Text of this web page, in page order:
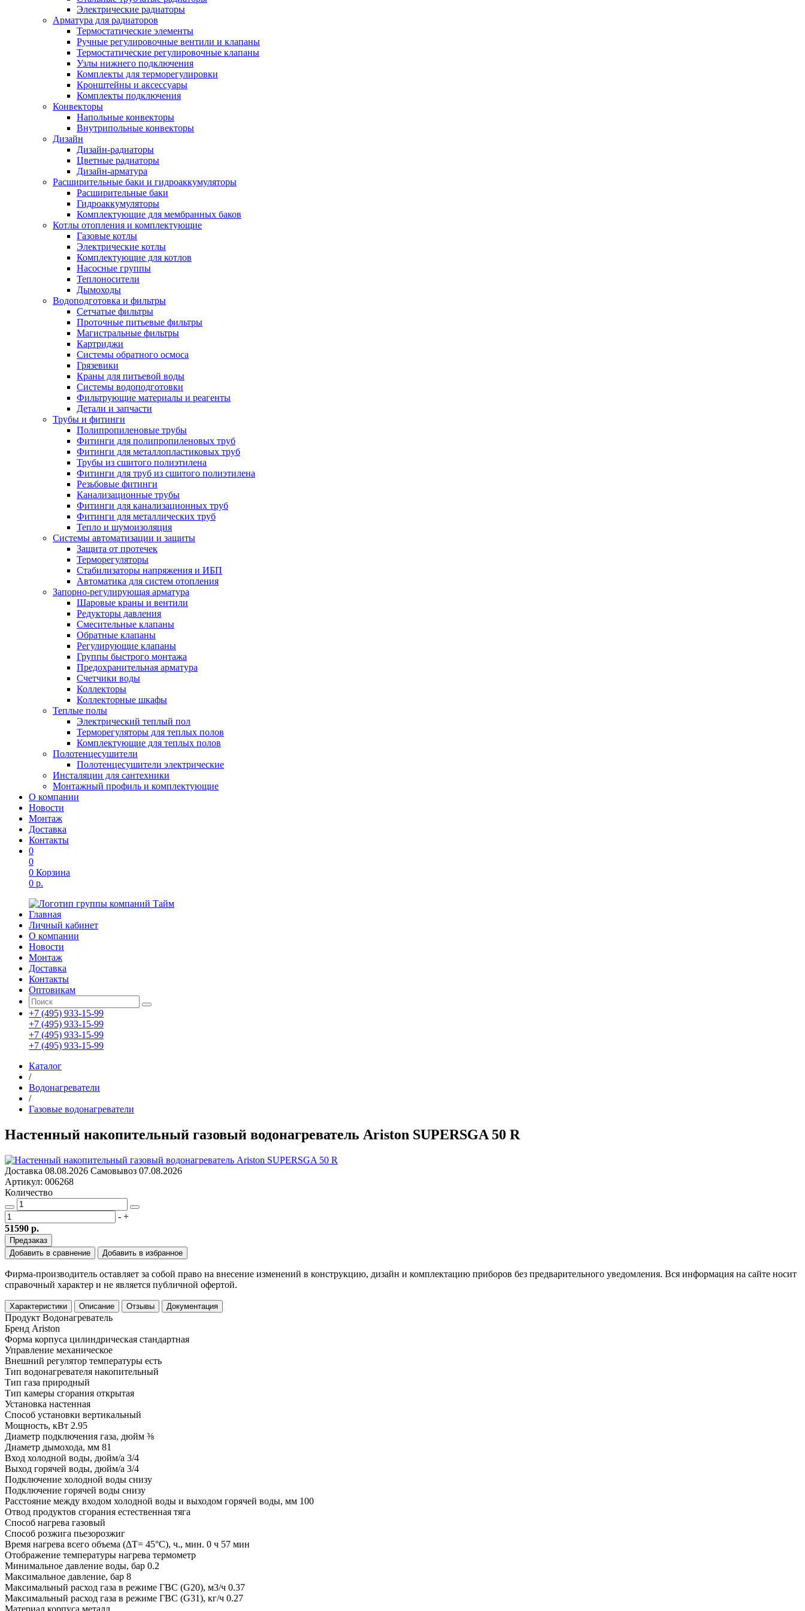
Электрические радиаторы
Арматура для радиаторов
Термостатические элементы
Ручные регулировочные вентили и клапаны
Термостатические регулировочные клапаны
Узлы нижнего подключения
Комплекты для терморегулировки
Кронштейны и аксессуары
Комплекты подключения
Конвекторы
Напольные конвекторы
Внутрипольные конвекторы
Дизайн
Дизайн-радиаторы
Цветные радиаторы
Дизайн-арматура
Расширительные баки и гидроаккумуляторы
Расширительные баки
Гидроаккумуляторы
Комплектующие для мембранных баков
Котлы отопления и комплектующие
Газовые котлы
Электрические котлы
Комплектующие для котлов
Насосные группы
Теплоносители
Дымоходы
Водоподготовка и фильтры
Сетчатые фильтры
Проточные питьевые фильтры
Магистральные фильтры
Картриджи
Системы обратного осмоса
Грязевики
Краны для питьевой воды
Системы водоподготовки
Фильтрующие материалы и реагенты
Детали и запчасти
Трубы и фитинги
Полипропиленовые трубы
Фитинги для полипропиленовых труб
Фитинги для металлопластиковых труб
Трубы из сшитого полиэтилена
Фитинги для труб из сшитого полиэтилена
Резьбовые фитинги
Канализационные трубы
Фитинги для канализационных труб
Фитинги для металлических труб
Тепло и шумоизоляция
Системы автоматизации и защиты
Защита от протечек
Терморегуляторы
Стабилизаторы напряжения и ИБП
Автоматика для систем отопления
Запорно-регулирующая арматура
Шаровые краны и вентили
Редукторы давления
Смесительные клапаны
Обратные клапаны
Регулирующие клапаны
Группы быстрого монтажа
Предохранительная арматура
Счетчики воды
Коллекторы
Коллекторные шкафы
Теплые полы
Электрический теплый пол
Терморегуляторы для теплых полов
Комплектующие для теплых полов
Полотенцесушители
Полотенцесушители электрические
Инсталяции для сантехники
Монтажный профиль и комплектующие
О компании
Новости
Монтаж
Доставка
Контакты
0
0
0 Корзина
0 р.
Главная
Личный кабинет
О компании
Новости
Монтаж
Доставка
Контакты
Оптовикам
+7 (495) 933-15-99
+7 (495) 933-15-99
+7 (495) 933-15-99
+7 (495) 933-15-99
Каталог
/
Водонагреватели
/
Газовые водонагреватели
Настенный накопительный газовый водонагреватель Ariston SUPERSGA 50 R
Доставка 08.08.2026 Самовывоз 07.08.2026
Артикул: 006268
Количество
- +
51590 р.
Предзаказ
Добавить в сравнение
Добавить в избранное
Фирма-производитель оставляет за собой право на внесение изменений в конструкцию, дизайн и комплектацию приборов без предварительного уведомления. Вся информация на сайте носит
справочный характер и не является публичной офертой.
Характеристики Описание Отзывы Документация
Продукт Водонагреватель
Бренд Ariston
Форма корпуса цилиндрическая стандартная
Управление механическое
Внешний регулятор температуры есть
Тип водонагревателя накопительный
Тип газа природный
Тип камеры сгорания открытая
Установка настенная
Способ установки вертикальный
Мощность, кВт 2.95
Диаметр подключения газа, дюйм ⅜
Диаметр дымохода, мм 81
Вход холодной воды, дюйм/а 3/4
Выход горячей воды, дюйм/а 3/4
Подключение холодной воды снизу
Подключение горячей воды снизу
Расстояние между входом холодной воды и выходом горячей воды, мм 100
Отвод продуктов сгорания естественная тяга
Способ нагрева газовый
Способ розжига пьезорозжиг
Время нагрева всего объема (ΔТ= 45°С), ч., мин. 0 ч 57 мин
Отображение температуры нагрева термометр
Минимальное давление воды, бар 0.2
Максимальное давление, бар 8
Максимальный расход газа в режиме ГВС (G20), м3/ч 0.37
Максимальный расход газа в режиме ГВС (G31), кг/ч 0.27
Материал корпуса металл